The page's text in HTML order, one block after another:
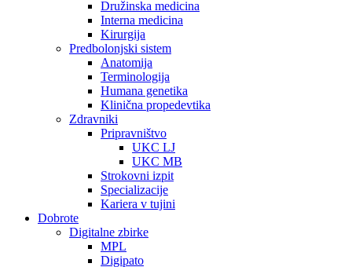
Družinska medicina
Interna medicina
Kirurgija
Predbolonjski sistem
Anatomija
Terminologija
Humana genetika
Klinična propedevtika
Zdravniki
Pripravništvo
UKC LJ
UKC MB
Strokovni izpit
Specializacije
Kariera v tujini
Dobrote
Digitalne zbirke
MPL
Digipato